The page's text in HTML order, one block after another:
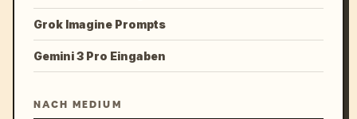
Grok Imagine Prompts
Gemini 3 Pro Eingaben
NACH MEDIUM